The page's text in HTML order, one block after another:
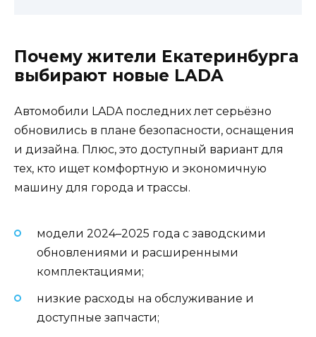
Почему жители Екатеринбурга
выбирают новые LADA
Автомобили LADA последних лет серьёзно
обновились в плане безопасности, оснащения
и дизайна. Плюс, это доступный вариант для
тех, кто ищет комфортную и экономичную
машину для города и трассы.
модели 2024–2025 года с заводскими
обновлениями и расширенными
комплектациями;
низкие расходы на обслуживание и
доступные запчасти;